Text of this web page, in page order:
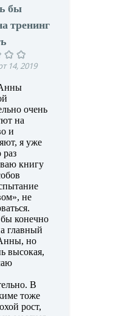
бы
тренинг
14, 2019
очень
на
и
я уже
раз
книгу
не
конечно
главный
но
высокая,
В
тоже
рост,